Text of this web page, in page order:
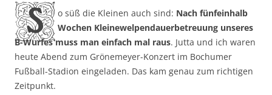
S o süß die Kleinen auch sind: Nach fünfeinhalb
Wochen Kleinewelpendauerbetreuung unseres
B-Wurfes muss man einfach mal raus. Jutta und ich waren
heute Abend zum Grönemeyer-Konzert im Bochumer
Fußball-Stadion eingeladen. Das kam genau zum richtigen
Zeitpunkt.